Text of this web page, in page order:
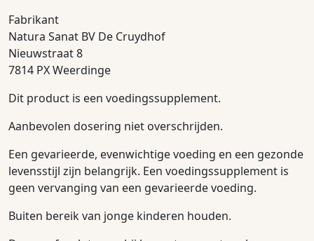
Fabrikant
Natura Sanat BV De Cruydhof
Nieuwstraat 8
7814 PX Weerdinge
Dit product is een voedingssupplement.
Aanbevolen dosering niet overschrijden.
Een gevarieerde, evenwichtige voeding en een gezonde
levensstijl zijn belangrijk. Een voedingssupplement is
geen vervanging van een gevarieerde voeding.
Buiten bereik van jonge kinderen houden.